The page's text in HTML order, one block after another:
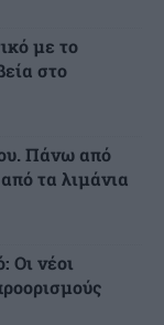
με το
στο
Πάνω από
τα λιμάνια
Οι νέοι